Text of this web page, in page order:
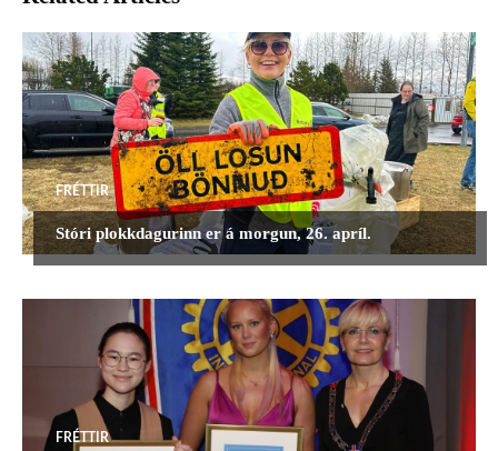
KLÚBBAFRÉTTIR
UMDAEMISRAD
UMDÆMISFRÉTTIR
UNGMENNASTARF
UNGMENNI
ÞINGFRÉTTIR
MEIRA
FRÉTTIR
Stóri plokkdagurinn er á morgun, 26. apríl.
FRÉTTIR